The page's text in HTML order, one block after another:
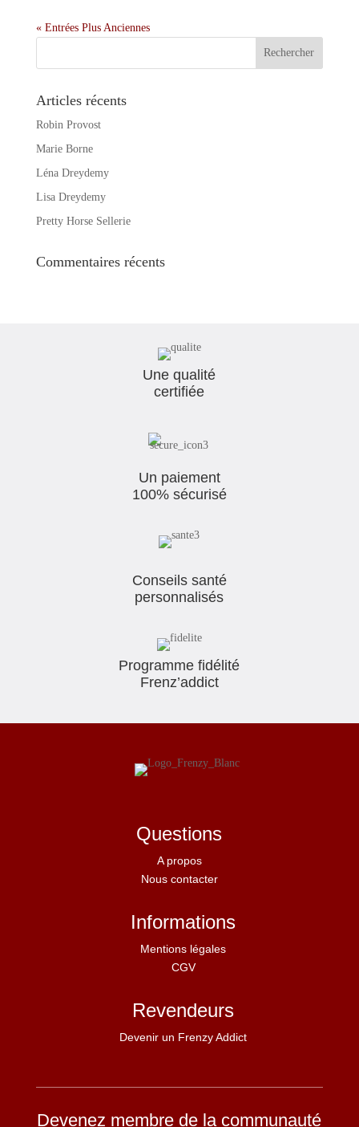
« Entrées Plus Anciennes
Articles récents
Robin Provost
Marie Borne
Léna Dreydemy
Lisa Dreydemy
Pretty Horse Sellerie
Commentaires récents
Une qualité
certifiée
Un paiement
100% sécurisé
Conseils santé
personnalisés
Programme fidélité
Frenz’addict
Questions
A propos
Nous contacter
Informations
Mentions légales
CGV
Revendeurs
Devenir un Frenzy Addict
Devenez membre de la communauté